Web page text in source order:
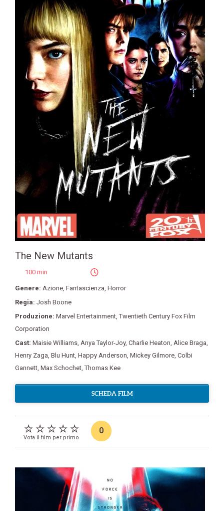
The New Mutants
100 min
Genere: Azione, Fantascienza, Horror
Regia: Josh Boone
Produzione: Marvel Entertainment,Twentieth Century Fox Film
Corporation
Cast: Maisie Williams, Anya Taylor-Joy, Charlie Heaton, Alice Braga,
Henry Zaga, Blu Hunt, Happy Anderson, Mickey Gilmore, Colbi
Gannett, Max Schochet,Thomas Kee
SCHEDA FILM
Vota il film per primo
0